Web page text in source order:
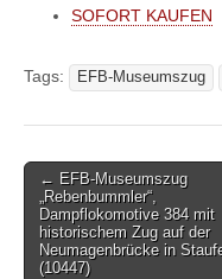
SOFORT KAUFEN
Tags: EFB-Museumszug
Post
navigation
← EFB-Museumszug
„Rebenbummler“,
Dampflokomotive 384 mit
historischem Zug auf der
Neumagenbrücke in
(10447)